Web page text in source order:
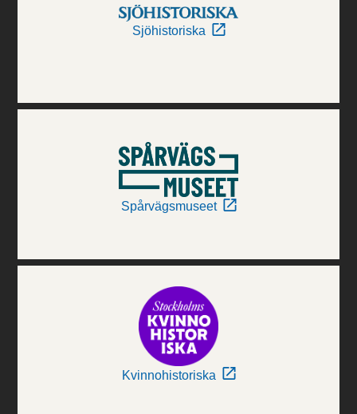
Sjöhistoriska
Spårvägsmuseet
Kvinnohistoriska